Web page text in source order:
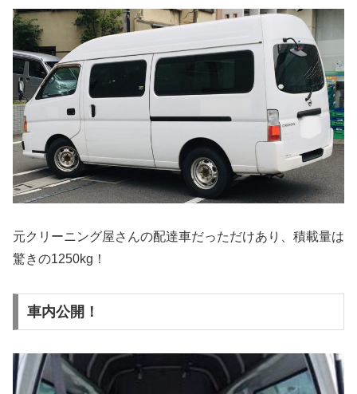
元クリーニング屋さんの配達車だっただけあり、積載量は
驚きの1250kg！
車内公開！